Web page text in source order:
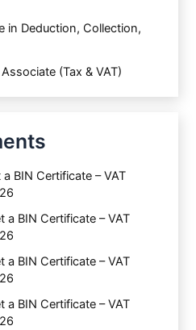
in Deduction, Collection,
(Tax & VAT)
BIN Certificate – VAT
a BIN Certificate – VAT
a BIN Certificate – VAT
a BIN Certificate – VAT